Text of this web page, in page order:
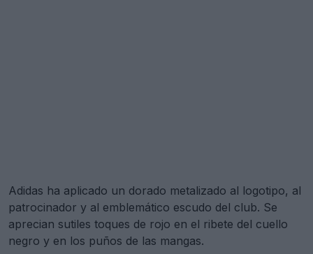
Adidas ha aplicado un dorado metalizado al logotipo, al
patrocinador y al emblemático escudo del club. Se
aprecian sutiles toques de rojo en el ribete del cuello
negro y en los puños de las mangas.